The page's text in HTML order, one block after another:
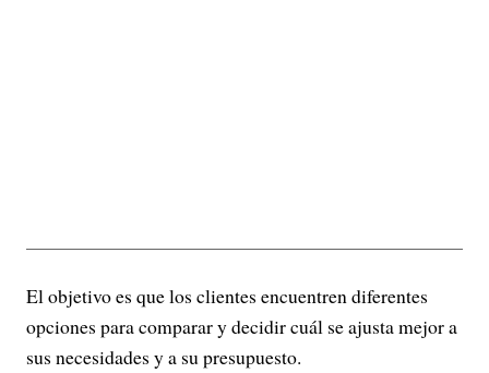
El objetivo es que los clientes encuentren diferentes
opciones para comparar y decidir cuál se ajusta mejor a
sus necesidades y a su presupuesto.